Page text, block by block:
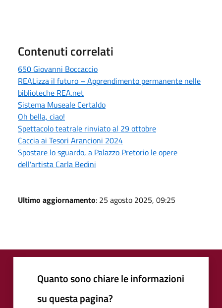
Contenuti correlati
650 Giovanni Boccaccio
REALizza il futuro – Apprendimento permanente nelle
biblioteche REA.net
Sistema Museale Certaldo
Oh bella, ciao!
Spettacolo teatrale rinviato al 29 ottobre
Caccia ai Tesori Arancioni 2024
Spostare lo sguardo, a Palazzo Pretorio le opere
dell'artista Carla Bedini
Ultimo aggiornamento: 25 agosto 2025, 09:25
Quanto sono chiare le informazioni
su questa pagina?